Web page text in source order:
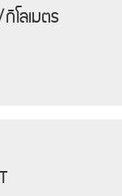
โลเมตร